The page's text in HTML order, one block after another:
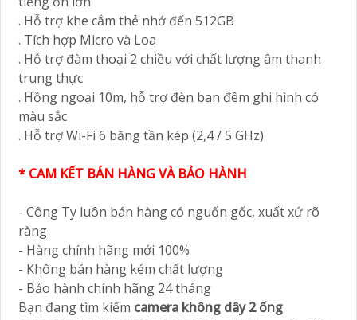
. Hỗ trợ khe cắm thẻ nhớ đến 512GB
. Tích hợp Micro và Loa
. Hỗ trợ đàm thoại 2 chiều với chất lượng âm thanh
trung thực
. Hồng ngoại 10m, hỗ trợ đèn ban đêm ghi hình có
màu sắc
. Hỗ trợ Wi-Fi 6 băng tần kép (2,4 / 5 GHz)
* CAM KẾT BÁN HÀNG VÀ BẢO HÀNH
- Công Ty luôn bán hàng có nguốn gốc, xuất xứ rõ
ràng
- Hàng chính hãng mới 100%
- Không bán hàng kém chất lượng
- Bảo hành chính hãng 24 tháng
Bạn đang tìm kiếm camera không dây 2 ống